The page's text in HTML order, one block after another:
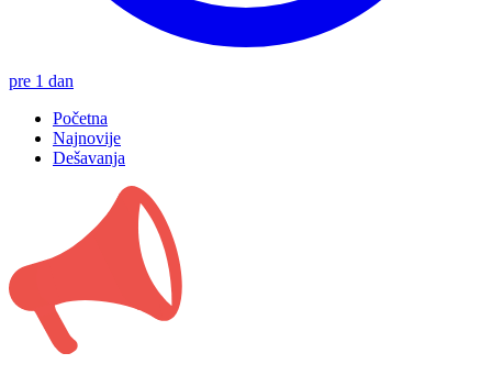
pre 1 dan
Početna
Najnovije
Dešavanja